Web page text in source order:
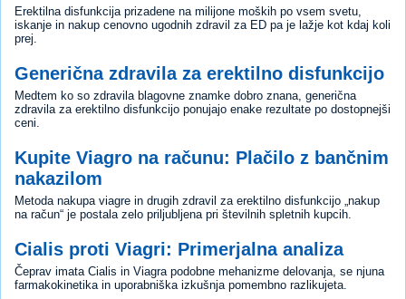
Erektilna disfunkcija prizadene na milijone moških po vsem svetu,
iskanje in nakup cenovno ugodnih zdravil za ED pa je lažje kot kdaj koli
prej.
Generična zdravila za erektilno disfunkcijo
Medtem ko so zdravila blagovne znamke dobro znana, generična
zdravila za erektilno disfunkcijo ponujajo enake rezultate po dostopnejši
ceni.
Kupite Viagro na računu: Plačilo z bančnim
nakazilom
Metoda nakupa viagre in drugih zdravil za erektilno disfunkcijo „nakup
na račun“ je postala zelo priljubljena pri številnih spletnih kupcih.
Cialis proti Viagri: Primerjalna analiza
Čeprav imata Cialis in Viagra podobne mehanizme delovanja, se njuna
farmakokinetika in uporabniška izkušnja pomembno razlikujeta.